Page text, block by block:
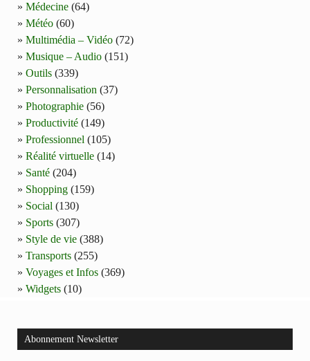
Médecine (64)
Météo (60)
Multimédia – Vidéo (72)
Musique – Audio (151)
Outils (339)
Personnalisation (37)
Photographie (56)
Productivité (149)
Professionnel (105)
Réalité virtuelle (14)
Santé (204)
Shopping (159)
Social (130)
Sports (307)
Style de vie (388)
Transports (255)
Voyages et Infos (369)
Widgets (10)
Abonnement Newsletter